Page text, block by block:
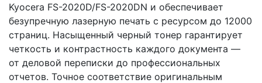
Kyocera FS-2020D/FS-2020DN и обеспечивает
безупречную лазерную печать с ресурсом до 12000
страниц. Насыщенный черный тонер гарантирует
четкость и контрастность каждого документа —
от деловой переписки до профессиональных
отчетов. Точное соответствие оригинальным